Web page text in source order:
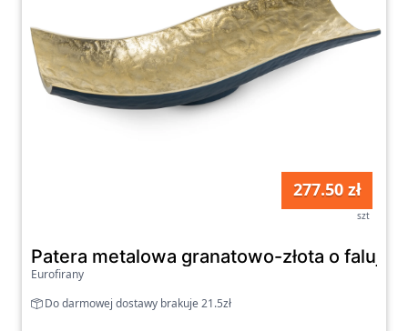
277.50 zł
szt
Patera metalowa granatowo-złota o
Eurofirany
Do darmowej dostawy brakuje 21.5zł